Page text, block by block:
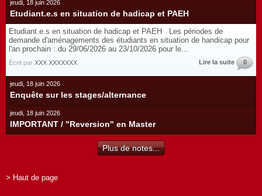
jeudi, 18 juin 2026
Etudiant.e.s en situation de hadicap et PAEH
Etudiant.e.s en situation de hadicap et PAEH Les périodes de
demande d'aménagements des étudiants en situation de handicap pour
l'an prochain : du 29/06/2026 au 23/10/2026 pour le...
Écrit par XXX XXXXXXX Lire la suite 0
jeudi, 18 juin 2026
Enquête sur les stages/alternance
jeudi, 18 juin 2026
IMPORTANT / "Reversion" en Master
Plus de notes...
> Haut de page